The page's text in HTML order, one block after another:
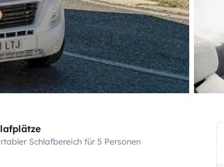
Schlafbereich für 5 Personen